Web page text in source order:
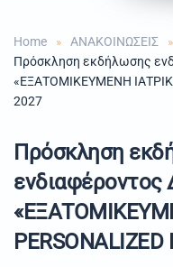
Home ΑΝΑΚΟΙΝΩΣΕΙΣ
Πρόσκληση εκδήλωσης
«ΕΞΑΤΟΜΙΚΕΥΜΕΝΗ
2027
Πρόσκληση